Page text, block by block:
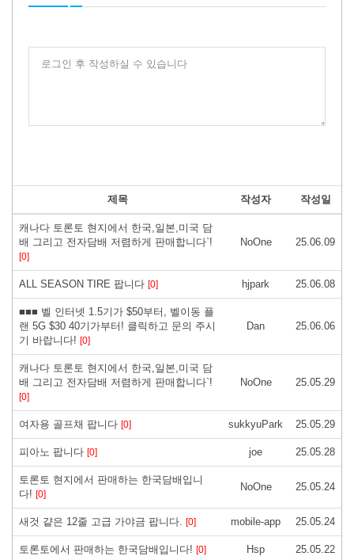
로그인 후 작성하실 수 있습니다
제목 작성자 작성일
캐나다 토론토 현지에서 한국,일본,미국 담
배 그리고 전자담배 저렴하게 판매합니다`!
[0]
NoOne 25.06.09
ALL SEASON TIRE 팝니다 [0] hjpark 25.06.08
■■■ 벨 인터넷 1.5기가 $50부터, 벨이동 플
랜 5G $30 40기가부터! 클릭하고 문의 주시
기 바랍니다! [0]
Dan 25.06.06
캐나다 토론토 현지에서 한국,일본,미국 담
배 그리고 전자담배 저렴하게 판매합니다`!
[0]
NoOne 25.05.29
여자용 골프채 팝니다 [0] sukkyuPark 25.05.29
피아노 팝니다 [0] joe 25.05.28
토론토 현지에서 판매하는 한국담배입니
다! [0]
NoOne 25.05.24
새것 걑은 12줄 고급 가야금 팝니다. [0] mobile-app 25.05.24
토론토에서 판매하는 한국담배입니다! [0] Hsp 25.05.22